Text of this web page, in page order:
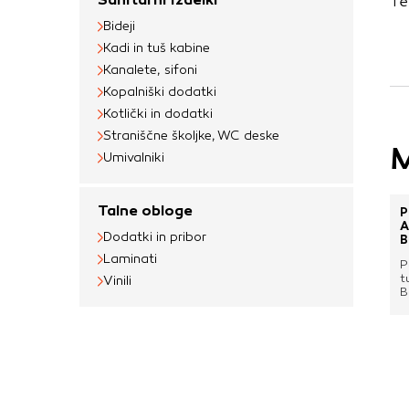
Bideji
Kadi in tuš kabine
Kanalete, sifoni
Kopalniški dodatki
Kotlički in dodatki
Straniščne školjke, WC deske
Umivalniki
Talne obloge
Dodatki in pribor
Laminati
Vinili
uporabljajo za